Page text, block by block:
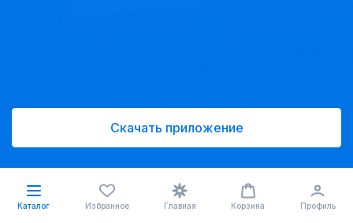
Скачать приложение
Каталог Избранное Главная Корзина Профиль